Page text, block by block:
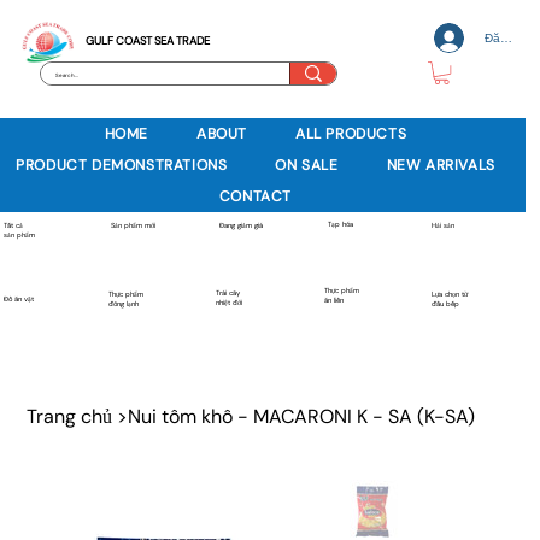
GULF COAST SEA TRADE Đăng
HOME ABOUT
ALL PRODUCTS
PRODUCT DEMONSTRATIONS
ON SALE
NEW ARRIVALS
CONTACT
Tất cả
sản phẩm
Sản phẩm mới Đang giảm giá Tạp hóa Hải sản
Đồ ăn vặt
Thực phẩm
đông lạnh
Trái cây
nhiệt đới
Thực phẩm
ăn liền
Lựa chọn từ
đầu bếp
Trang chủ >Nui tôm khô - MACARONI K - SA (K-SA)